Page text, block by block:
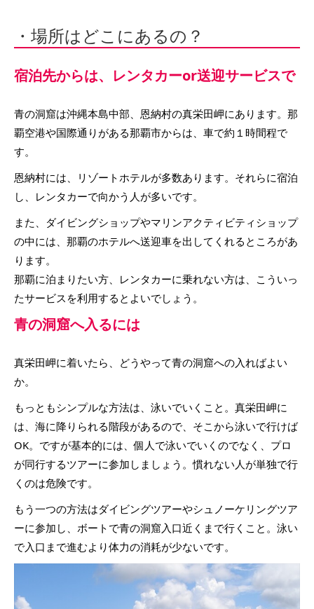
・場所はどこにあるの？
宿泊先からは、レンタカーor送迎サービスで
青の洞窟は沖縄本島中部、恩納村の真栄田岬にあります。那
覇空港や国際通りがある那覇市からは、車で約１時間程で
す。
恩納村には、リゾートホテルが多数あります。それらに宿泊
し、レンタカーで向かう人が多いです。
また、ダイビングショップやマリンアクティビティショップ
の中には、那覇のホテルへ送迎車を出してくれるところがあ
ります。
那覇に泊まりたい方、レンタカーに乗れない方は、こういっ
たサービスを利用するとよいでしょう。
青の洞窟へ入るには
真栄田岬に着いたら、どうやって青の洞窟への入ればよい
か。
もっともシンプルな方法は、泳いでいくこと。真栄田岬に
は、海に降りられる階段があるので、そこから泳いで行けば
OK。ですが基本的には、個人で泳いでいくのでなく、プロ
が同行するツアーに参加しましょう。慣れない人が単独で行
くのは危険です。
もう一つの方法はダイビングツアーやシュノーケリングツア
ーに参加し、ボートで青の洞窟入口近くまで行くこと。泳い
で入口まで進むより体力の消耗が少ないです。